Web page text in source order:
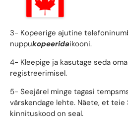
3- Kopeerige ajutine
nuppukopeeridaikooni.
4- Kleepige ja kasutage seda
registreerimisel.
5- Seejärel minge tagasi
värskendage lehte. Näete, et teie
kinnituskood on seal.